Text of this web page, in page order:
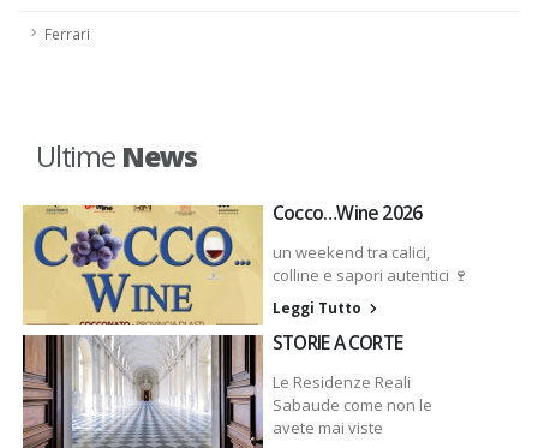
Ferrari
Ultime News
Cocco…Wine 2026
un weekend tra calici,
colline e sapori autentici 🍷
Leggi Tutto
STORIE A CORTE
Le Residenze Reali
Sabaude come non le
avete mai viste